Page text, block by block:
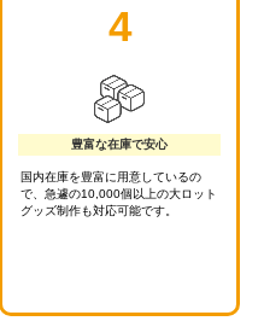
4
豊富な在庫で安心
国内在庫を豊富に用意しているの
で、急遽の10,000個以上の大ロット
グッズ制作も対応可能です。